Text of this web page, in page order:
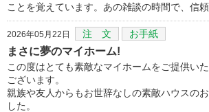
ことを覚えています。あの雑談の時間で、信
2026年05月22日 注 文 お手紙
まさに夢のマイホーム!
この度はとても素敵なマイホームをご提供い
ございます。
親族や友人からもお世辞なしの素敵ハウスの
した。